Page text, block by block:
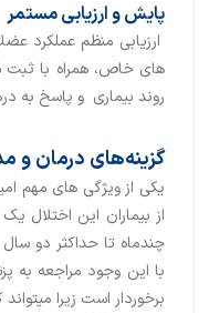
پایش و ارزیابی مستمر
ارزیابی منظم عملکرد
های خاص، همراه با
روند بیماری و پاسخ به
گزینه‌های درمان و
یکی از ویژگی های مهم
از بیماران این
چندماه تا حداکثر دو
با این وجود مراجعه به
برخوردار است زیرا